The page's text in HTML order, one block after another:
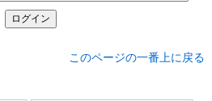
このページの一番上に戻る